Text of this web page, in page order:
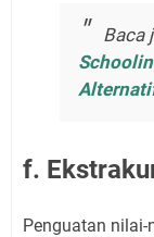
Baca
f.
Penguatan